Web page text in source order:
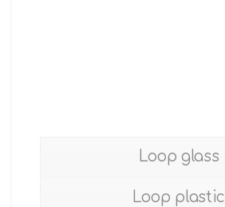
Loop glass
Loop plastic